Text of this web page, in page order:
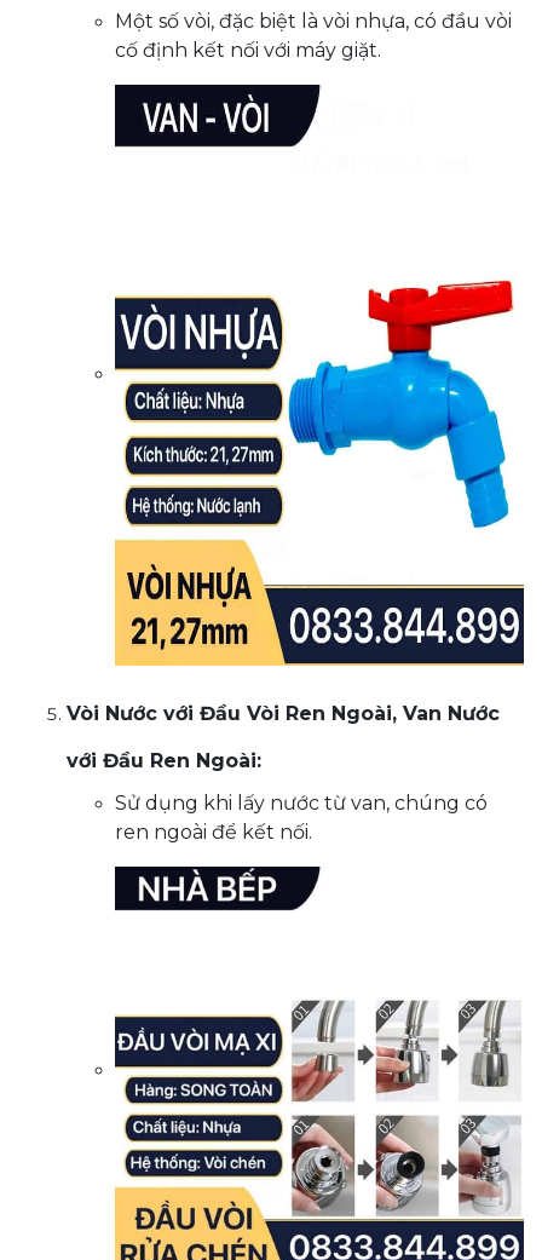
Một số vòi, đặc biệt là vòi nhựa, có đầu vòi
cố định kết nối với máy giặt.
Vòi Nước với Đầu Vòi Ren Ngoài, Van Nước
với Đầu Ren Ngoài:
Sử dụng khi lấy nước từ van, chúng có
ren ngoài để kết nối.